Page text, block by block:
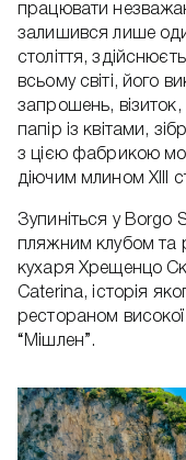
працювати
залишився лише
століття,
всьому світі, його
запрошень,
папір із квітами,
з цією фабрикою
діючим млином XIII
Зупиніться у
пляжним клубом та
кухаря Хрещенцо
Caterina, історія
рестораном високої
“Мішлен”.